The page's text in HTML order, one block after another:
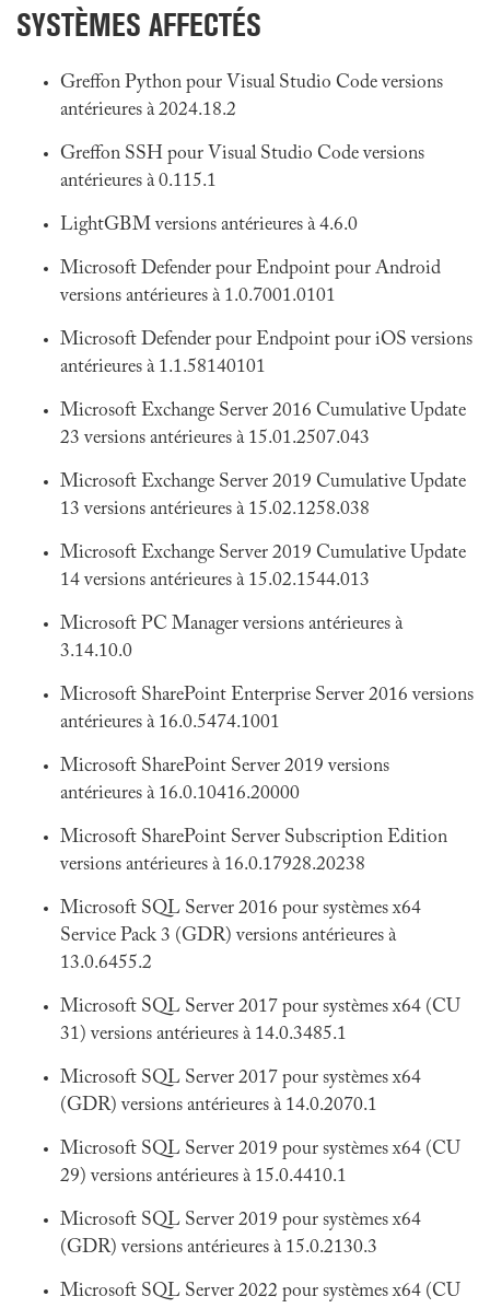
SYSTÈMES AFFECTÉS
Greffon Python pour Visual Studio Code versions
antérieures à 2024.18.2
Greffon SSH pour Visual Studio Code versions
antérieures à 0.115.1
LightGBM versions antérieures à 4.6.0
Microsoft Defender pour Endpoint pour Android
versions antérieures à 1.0.7001.0101
Microsoft Defender pour Endpoint pour iOS versions
antérieures à 1.1.58140101
Microsoft Exchange Server 2016 Cumulative Update
23 versions antérieures à 15.01.2507.043
Microsoft Exchange Server 2019 Cumulative Update
13 versions antérieures à 15.02.1258.038
Microsoft Exchange Server 2019 Cumulative Update
14 versions antérieures à 15.02.1544.013
Microsoft PC Manager versions antérieures à
3.14.10.0
Microsoft SharePoint Enterprise Server 2016 versions
antérieures à 16.0.5474.1001
Microsoft SharePoint Server 2019 versions
antérieures à 16.0.10416.20000
Microsoft SharePoint Server Subscription Edition
versions antérieures à 16.0.17928.20238
Microsoft SQL Server 2016 pour systèmes x64
Service Pack 3 (GDR) versions antérieures à
13.0.6455.2
Microsoft SQL Server 2017 pour systèmes x64 (CU
31) versions antérieures à 14.0.3485.1
Microsoft SQL Server 2017 pour systèmes x64
(GDR) versions antérieures à 14.0.2070.1
Microsoft SQL Server 2019 pour systèmes x64 (CU
29) versions antérieures à 15.0.4410.1
Microsoft SQL Server 2019 pour systèmes x64
(GDR) versions antérieures à 15.0.2130.3
Microsoft SQL Server 2022 pour systèmes x64 (CU